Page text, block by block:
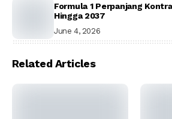
Formula 1 Perpanjang
Hingga 2037
June 4, 2026
Related Articles